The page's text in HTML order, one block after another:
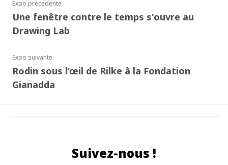
Expo précédente
Une fenêtre contre le temps s'ouvre au
Drawing Lab
Expo suivante
Rodin sous l’œil de Rilke à la Fondation
Gianadda
Suivez-nous !